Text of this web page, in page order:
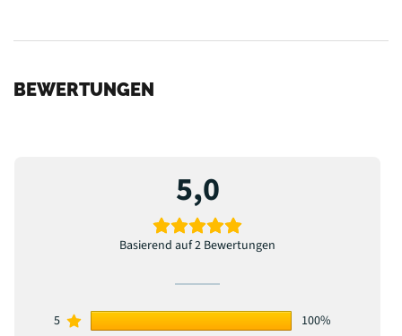
BEWERTUNGEN
5,0
Basierend auf 2 Bewertungen
5
100%